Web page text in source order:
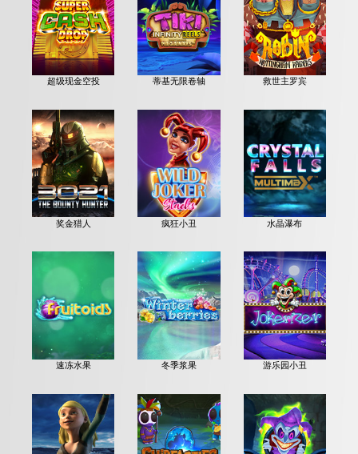
超级现金空投 蒂基无限卷轴 救世主罗宾
奖金猎人 疯狂小丑 水晶瀑布
速冻水果 冬季浆果 游乐园小丑